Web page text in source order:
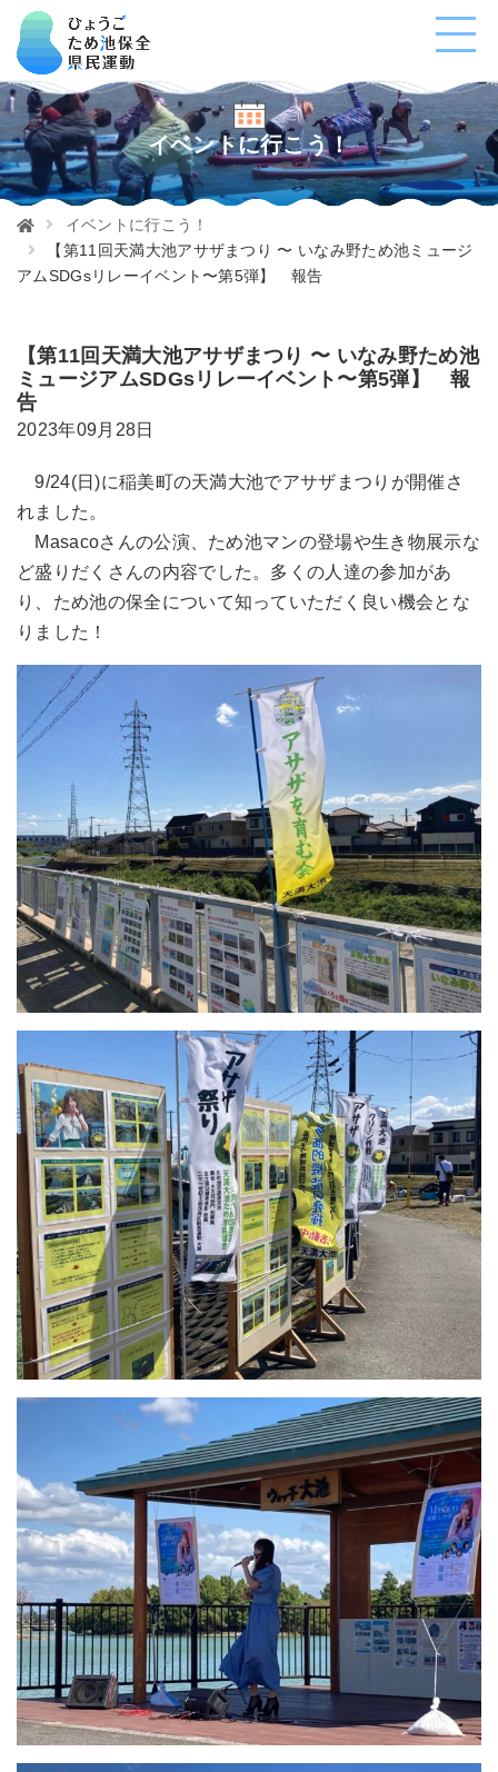
イベントに行こう！
イベントに行こう！
【第11回天満大池アサザまつり 〜 いなみ野ため池ミュージ
アムSDGsリレーイベント〜第5弾】 報告
【第11回天満大池アサザまつり 〜 いなみ野ため池
ミュージアムSDGsリレーイベント〜第5弾】 報
告
2023年09月28日
9/24(日)に稲美町の天満大池でアサザまつりが開催さ
れました。
Masacoさんの公演、ため池マンの登場や生き物展示な
ど盛りだくさんの内容でした。多くの人達の参加があ
り、ため池の保全について知っていただく良い機会とな
りました！